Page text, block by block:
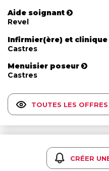
Aide soignant
Revel
Infirmier(ère) et
Castres
Menuisier poseur
Castres
TOUTES LES OFFRES
CRÉER